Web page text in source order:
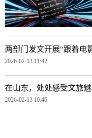
两部门发文开展“跟着电
2026-02-13 11:42
在山东，处处感受文旅
2026-02-13 10:46